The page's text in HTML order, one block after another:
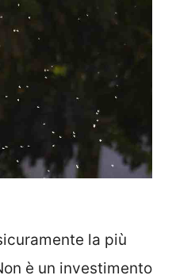
la più
è un investimento